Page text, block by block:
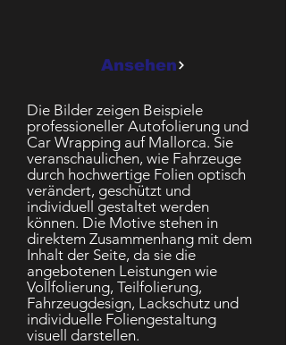
Ansehen
Die Bilder zeigen Beispiele
professioneller Autofolierung und
Car Wrapping auf Mallorca. Sie
veranschaulichen, wie Fahrzeuge
durch hochwertige Folien optisch
verändert, geschützt und
individuell gestaltet werden
können. Die Motive stehen in
direktem Zusammenhang mit dem
Inhalt der Seite, da sie die
angebotenen Leistungen wie
Vollfolierung, Teilfolierung,
Fahrzeugdesign, Lackschutz und
individuelle Foliengestaltung
visuell darstellen.